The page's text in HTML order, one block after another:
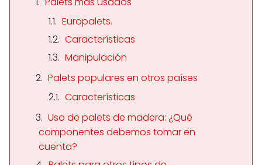
Europalets.
Características
Manipulación
Palets populares en otros países
Características
Uso de palets de madera: ¿Qué
componentes debemos tomar en
cuenta?